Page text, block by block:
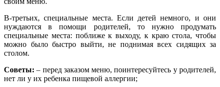
В-третьих, специальные места. Если детей немного, и они
нуждаются в помощи родителей, то нужно продумать
специальные места: поближе к выходу, к краю стола, чтобы
можно было быстро выйти, не поднимая всех сидящих за
столом.
Советы: – перед заказом меню, поинтересуйтесь у родителей,
нет ли у их ребенка пищевой аллергии;